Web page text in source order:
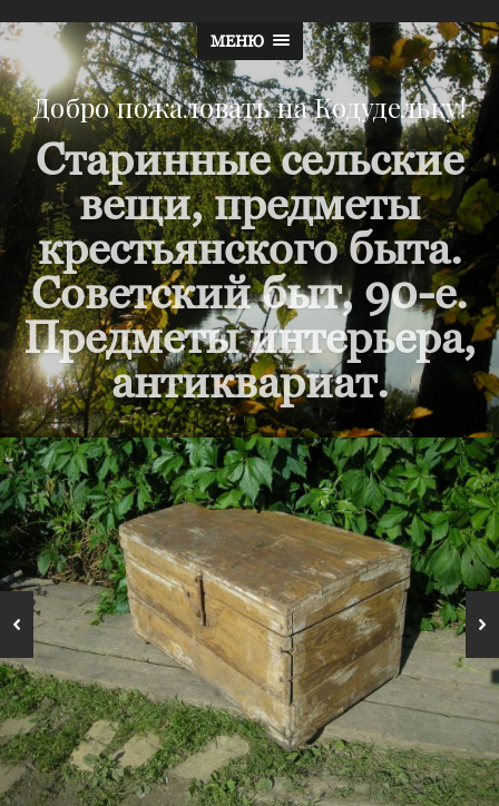
МЕНЮ
Добро пожаловать на Кодудельку!
Старинные сельские
вещи, предметы
крестьянского быта.
Советский быт, 90-е.
Предметы интерьера,
антиквариат.